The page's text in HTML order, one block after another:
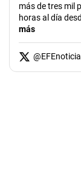
más de tres mil
horas al día
más
@